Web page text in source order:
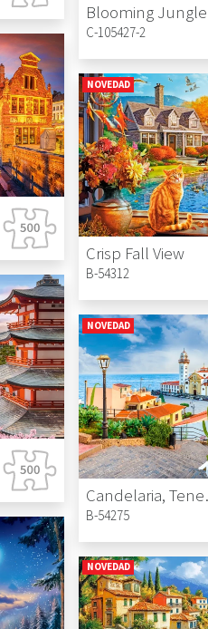
Blooming Jungle
C-105427-2
NOVEDAD
Crisp Fall View
B-54312
NOVEDAD
B-54275
NOVEDAD